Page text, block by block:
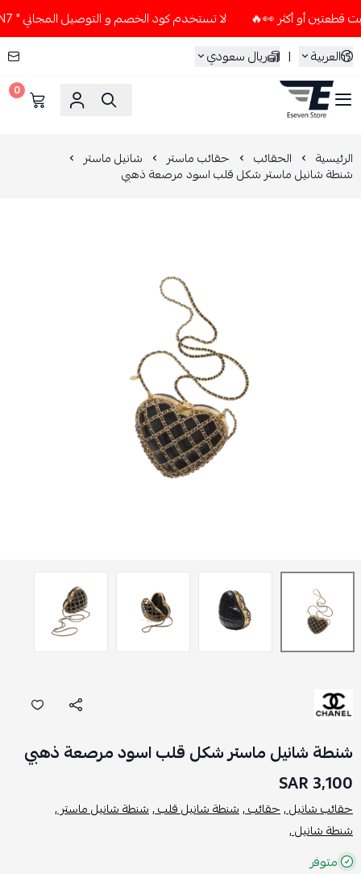
لا تستخدم كود الخصم و التوصيل المجاني " N7 " إلا إذا طلبت قطعتين أو أكثر 👀🔥
العربية
| ريال سعودي
ESEVEN STORE
0
الرئيسية الحقائب حقائب ماستر شانيل ماستر
شنطة شانيل ماستر شكل قلب اسود مرصعة ذهبي
شنطة شانيل ماستر شكل قلب اسود مرصعة ذهبي
3,100 SAR
حقائب شانيل ,حقائب ,شنطة شانيل قلب ,شنطة شانيل ماستر ,
شنطة شانيل ,
متوفر